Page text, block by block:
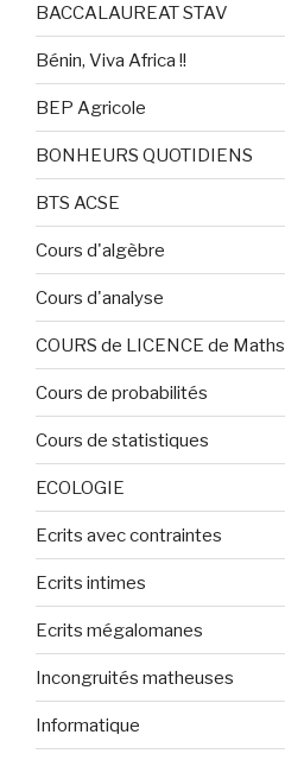
BACCALAUREAT STAV
Bénin, Viva Africa !!
BEP Agricole
BONHEURS QUOTIDIENS
BTS ACSE
Cours d'algèbre
Cours d'analyse
COURS de LICENCE de Maths
Cours de probabilités
Cours de statistiques
ECOLOGIE
Ecrits avec contraintes
Ecrits intimes
Ecrits mégalomanes
Incongruités matheuses
Informatique